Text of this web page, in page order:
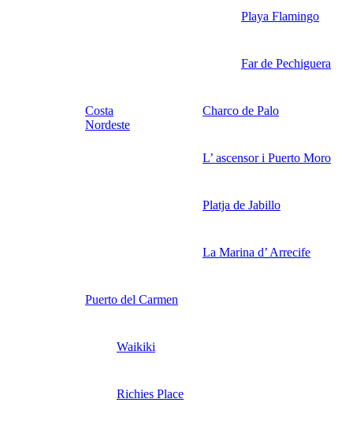
Playa Flamingo
Far de Pechiguera
Costa
Nordeste
Charco de Palo
L’ ascensor i Puerto Moro
Platja de Jabillo
La Marina d’ Arrecife
Puerto del Carmen
Waikiki
Richies Place